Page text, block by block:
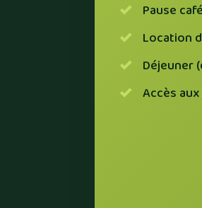
Pause café
Location
Déjeuner
Accès